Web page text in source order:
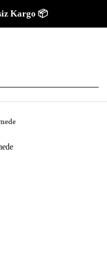
Kargo 📦